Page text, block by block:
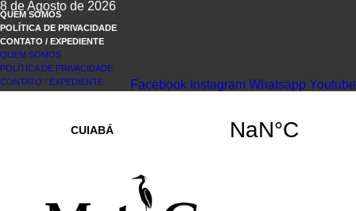
8 de Agosto de 2026
QUEM SOMOS
POLÍTICA DE PRIVACIDADE
CONTATO / EXPEDIENTE
QUEM SOMOS
POLÍTICA DE PRIVACIDADE
CONTATO / EXPEDIENTE
Facebook Instagram Whatsapp Youtube